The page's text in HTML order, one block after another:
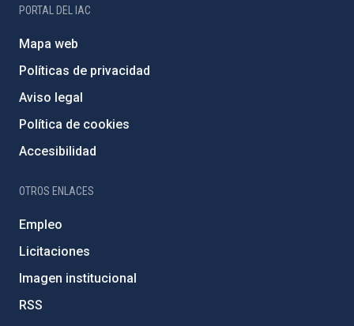
PORTAL DEL IAC
Mapa web
Políticas de privacidad
Aviso legal
Política de cookies
Accesibilidad
OTROS ENLACES
Empleo
Licitaciones
Imagen institucional
RSS